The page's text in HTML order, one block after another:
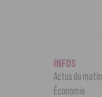
INFOS
Actus du matin
Économie